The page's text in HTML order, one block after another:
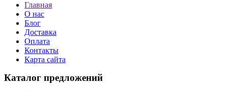
Главная
О нас
Блог
Доставка
Оплата
Контакты
Карта сайта
Каталог предложений